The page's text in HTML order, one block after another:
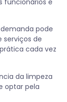
pode
serviços de
cada vez
da limpeza
optar pela